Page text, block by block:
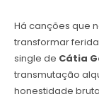
Há canções que
transformar
single de Cátia
transmutação
honestidade